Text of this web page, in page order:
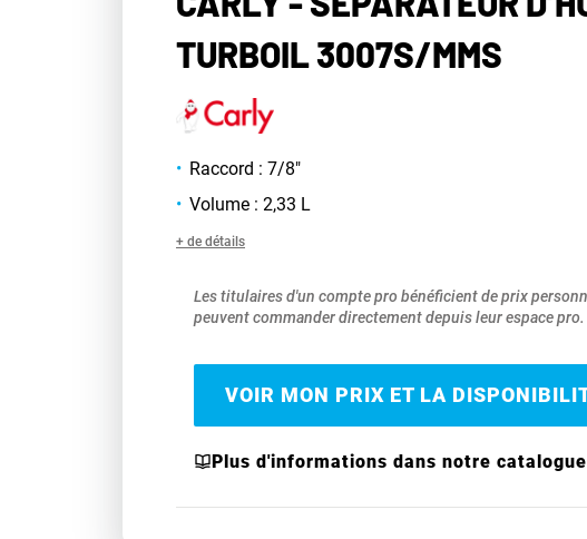
TURBOIL 3007S/MMS
Raccord : 7/8"
Volume : 2,33 L
+ de détails
Les titulaires d'un compte pro bénéficient de prix
peuvent commander directement depuis leur espace pro.
VOIR MON PRIX ET LA
Plus d'informations dans notre catalogue